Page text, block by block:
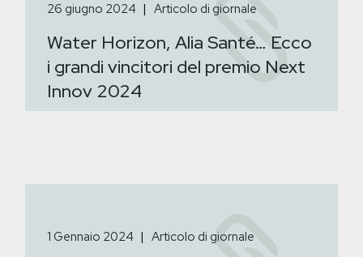
26 giugno 2024 Articolo di giornale
Water Horizon, Alia Santé… Ecco
i grandi vincitori del premio Next
Innov 2024
1 Gennaio 2024 Articolo di giornale